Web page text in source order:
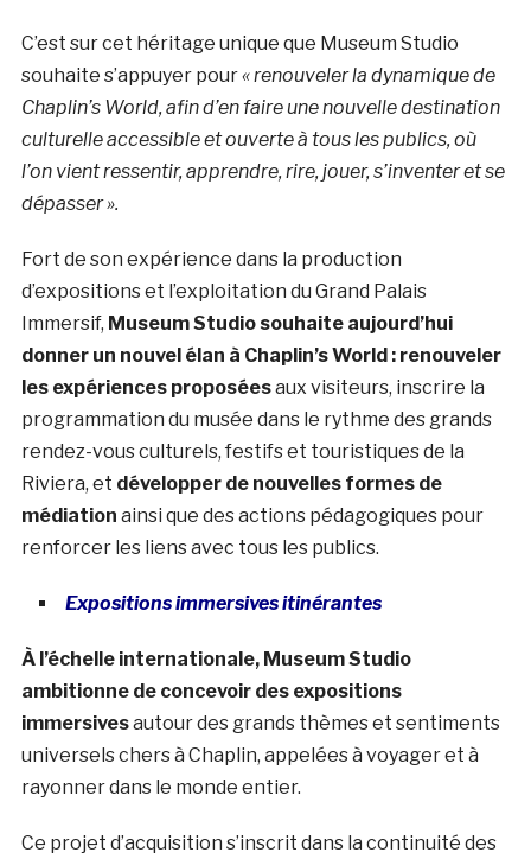
C’est sur cet héritage unique que Museum Studio
souhaite s’appuyer pour« renouveler la dynamique de
Chaplin’s World, afin d’en faire une nouvelle destination
culturelle accessible et ouverte à tous les publics, où
l’on vient ressentir, apprendre, rire, jouer, s’inventer et se
dépasser ».
Fort de son expérience dans la production
d’expositions et l’exploitation du Grand Palais
Immersif, Museum Studio souhaite aujourd’hui
donner un nouvel élan à Chaplin’s World : renouveler
les expériences proposéesaux visiteurs, inscrire la
programmation du musée dans le rythme des grands
rendez-vous culturels, festifs et touristiques de la
Riviera, et développer de nouvelles formes de
médiation ainsi que des actions pédagogiques pour
renforcer les liens avec tous les publics.
Expositions immersives itinérantes
À l’échelle internationale, Museum Studio
ambitionne de concevoir des expositions
immersivesautour des grands thèmes et sentiments
universels chers à Chaplin, appelées à voyager et à
rayonner dans le monde entier.
Ce projet d’acquisition s’inscrit dans la continuité des